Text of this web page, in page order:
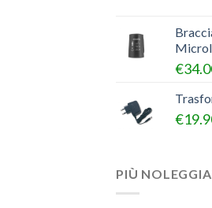
€
€
PIÙ